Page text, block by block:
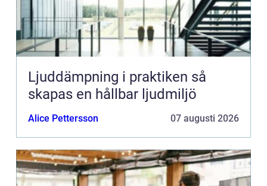
Ljuddämpning i praktiken så
skapas en hållbar ljudmiljö
Alice Pettersson 07 augusti 2026